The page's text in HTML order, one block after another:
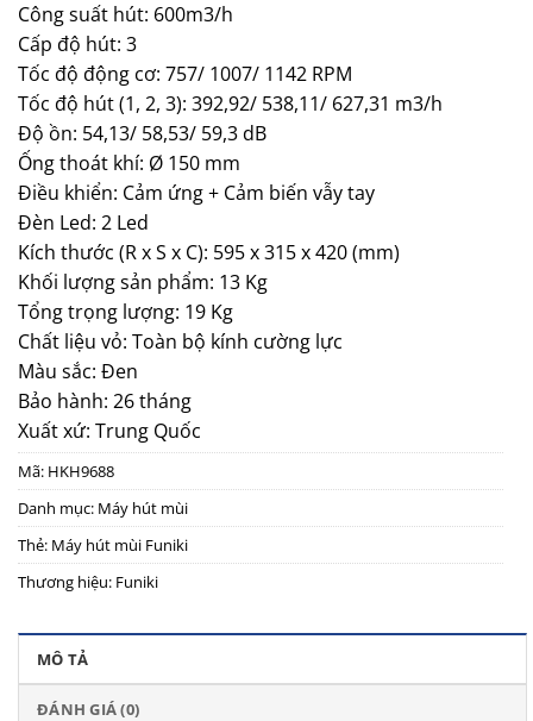
Công suất hút: 600m3/h
Cấp độ hút: 3
Tốc độ động cơ: 757/ 1007/ 1142 RPM
Tốc độ hút (1, 2, 3): 392,92/ 538,11/ 627,31 m3/h
Độ ồn: 54,13/ 58,53/ 59,3 dB
Ống thoát khí: Ø 150 mm
Điều khiển: Cảm ứng + Cảm biến vẫy tay
Đèn Led: 2 Led
Kích thước (R x S x C): 595 x 315 x 420 (mm)
Khối lượng sản phẩm: 13 Kg
Tổng trọng lượng: 19 Kg
Chất liệu vỏ: Toàn bộ kính cường lực
Màu sắc: Đen
Bảo hành: 26 tháng
Xuất xứ: Trung Quốc
Mã: HKH9688
Danh mục: Máy hút mùi
Thẻ: Máy hút mùi Funiki
Thương hiệu: Funiki
MÔ TẢ
ĐÁNH GIÁ (0)